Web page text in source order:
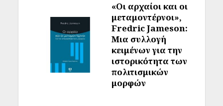
«Οι αρχαίοι και οι
μεταμοντέρνοι»,
Fredric Jameson:
Μια συλλογή
κειμένων για την
ιστορικότητα των
πολιτισμικών
μορφών